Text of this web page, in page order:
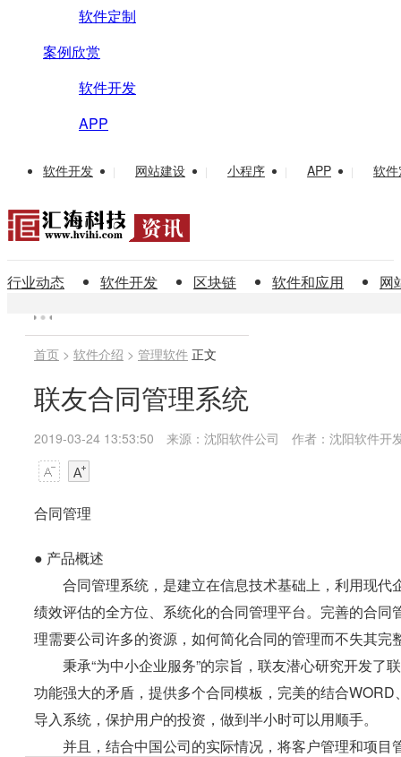
软件定制
案例欣赏
软件开发
APP
软件开发 | 网站建设 | 小程序 | APP | 软
行业动态 软件开发 区块链 软件和应用 网
首页 > 软件介绍 > 管理软件 正文
联友合同管理系统
2019-03-24 13:53:50 来源：沈阳软件公司 作者：沈阳软件开
合同管理
● 产品概述
合同管理系统，是建立在信息技术基础上，利用现代
绩效评估的全方位、系统化的合同管理平台。完善的合
理需要公司许多的资源，如何简化合同的管理而不失其完
秉承“为中小企业服务”的宗旨，联友潜心研究开发了
功能强大的矛盾，提供多个合同模板，完美的结合
导入系统，保护用户的投资，做到半小时可以用顺手。
并且，结合中国公司的实际情况，将客户管理和项目